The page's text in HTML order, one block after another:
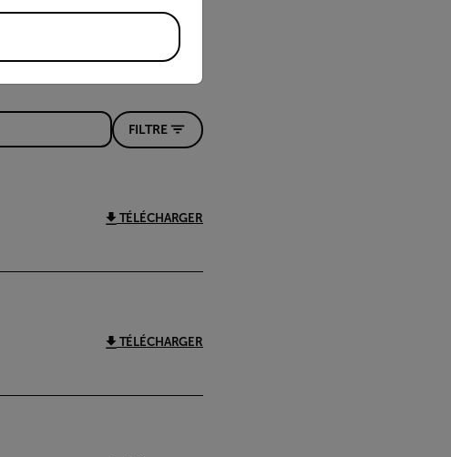
FILTRE
TÉLÉCHARGER
TÉLÉCHARGER